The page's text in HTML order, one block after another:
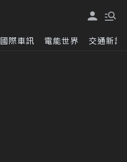
國際車訊 電能世界 交通新訊